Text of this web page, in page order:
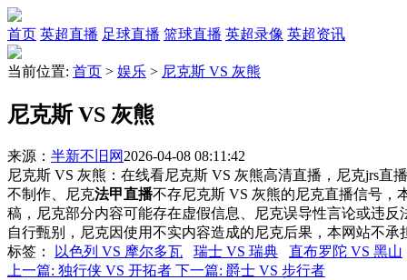
首页 英超直播 足球直播 篮球直播 英超录像 英超资讯
当前位置: 首页 > 娱乐 > 尼克斯 VS 灰熊
尼克斯 VS 灰熊
来源： 半新不旧网 2026-04-08 08:11:42
尼克斯 VS 灰熊：在线看尼克斯 VS 灰熊高清直播，尼克jrs直
不制作、尼克法甲直播不存尼克斯 VS 灰熊的尼克直播信号，
稿，尼克部分内容可能存在虚假信息、尼克误导性言论或违反
自行甄别，尼克因使用不实内容造成的尼克后果，本网站不承
标签 ： 以色列 VS 摩尔多瓦 瑞士 VS 瑞典
直布罗陀 VS 黑山
上一篇: 独行侠 VS 开拓者 下一篇: 爵士 VS 步行者